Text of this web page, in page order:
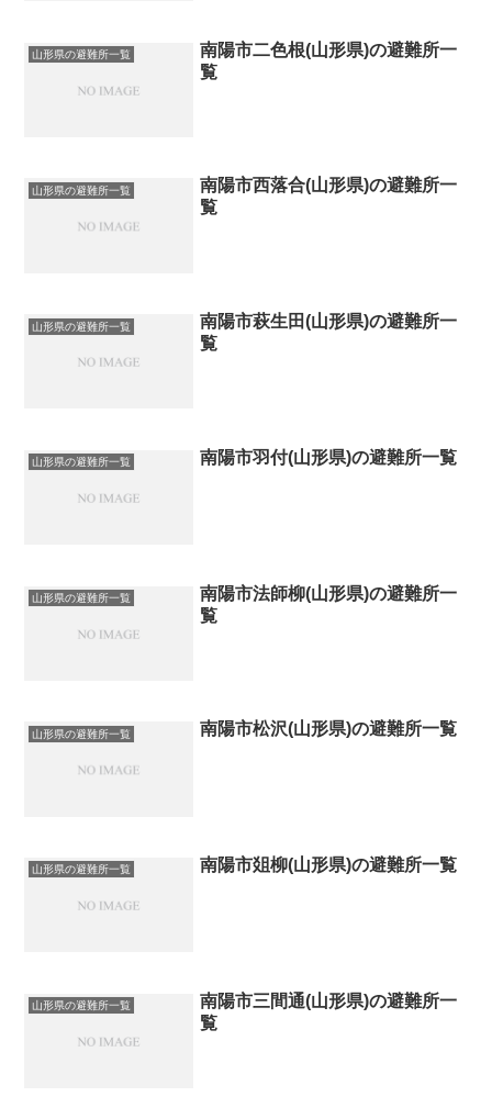
山形県の避難所一覧
南陽市二色根(山形県)の避難所一
覧
山形県の避難所一覧
南陽市西落合(山形県)の避難所一
覧
山形県の避難所一覧
南陽市萩生田(山形県)の避難所一
覧
山形県の避難所一覧 南陽市羽付(山形県)の避難所一覧
山形県の避難所一覧
南陽市法師柳(山形県)の避難所一
覧
山形県の避難所一覧 南陽市松沢(山形県)の避難所一覧
山形県の避難所一覧 南陽市爼柳(山形県)の避難所一覧
山形県の避難所一覧
南陽市三間通(山形県)の避難所一
覧